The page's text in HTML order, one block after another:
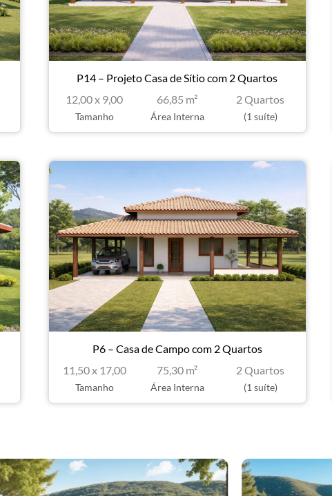
P14 – Projeto Casa de Sítio com 2 Quartos
12,00 x 9,00
Tamanho
66,85 m²
Área Interna
2 Quartos
(1 suíte)
P6 – Casa de Campo com 2 Quartos
11,50 x 17,00
Tamanho
75,30 m²
Área Interna
2 Quartos
(1 suíte)